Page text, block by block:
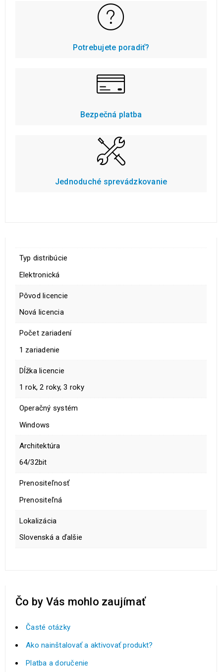
Potrebujete poradiť?
Bezpečná platba
Jednoduché sprevádzkovanie
Typ distribúcie
Elektronická
Pôvod licencie
Nová licencia
Počet zariadení
1 zariadenie
Dĺžka licencie
1 rok, 2 roky, 3 roky
Operačný systém
Windows
Architektúra
64/32bit
Prenositeľnosť
Prenositeľná
Lokalizácia
Slovenská a ďalšie
Čo by Vás mohlo zaujímať
Časté otázky
Ako nainštalovať a aktivovať produkt?
Platba a doručenie